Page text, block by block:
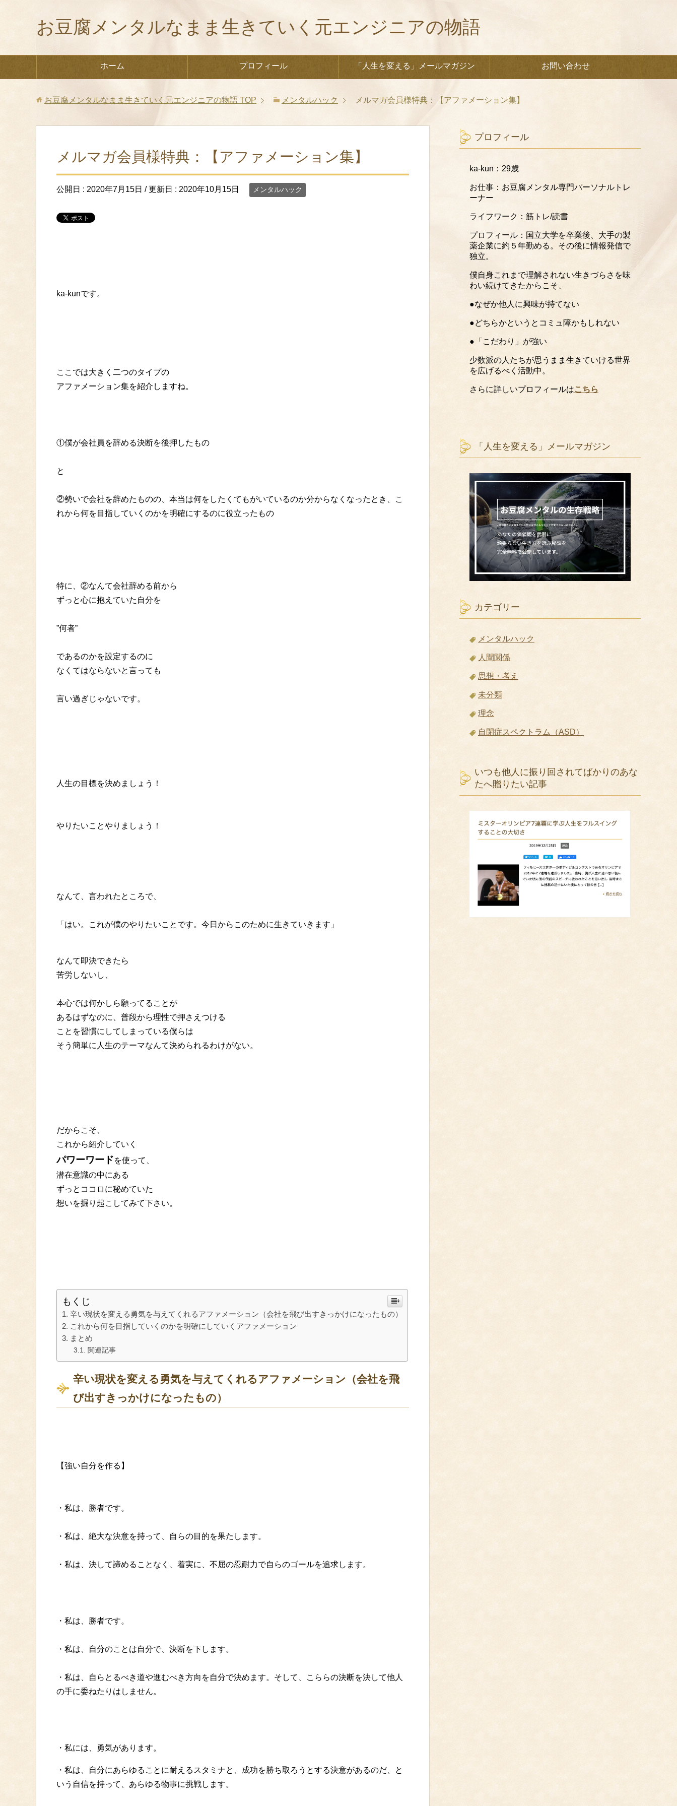
お豆腐メンタルなまま生きていく元エンジニアの物語
ホーム プロフィール 「人生を変える」メールマガジン お問い合わせ
お豆腐メンタルなまま生きていく元エンジニアの物語 TOP メンタルハック メルマガ会員様特典：【アファメーション集】
メルマガ会員様特典：【アファメーション集】
公開日 : 2020年7月15日 / 更新日 : 2020年10月15日 メンタルハック
ka-kunです。
ここでは大きく二つのタイプの
アファメーション集を紹介しますね。
①僕が会社員を辞める決断を後押したもの
と
②勢いで会社を辞めたものの、本当は何をしたくてもがいているのか分からなくなったとき、こ
れから何を目指していくのかを明確にするのに役立ったもの
特に、②なんて会社辞める前から
ずっと心に抱えていた自分を
”何者”
であるのかを設定するのに
なくてはならないと言っても
言い過ぎじゃないです。
人生の目標を決めましょう！
やりたいことやりましょう！
なんて、言われたところで、
「はい。これが僕のやりたいことです。今日からこのために生きていきます」
なんて即決できたら
苦労しないし、
本心では何かしら願ってることが
あるはずなのに、普段から理性で押さえつける
ことを習慣にしてしまっている僕らは
そう簡単に人生のテーマなんて決められるわけがない。
だからこそ、
これから紹介していく
パワーワードを使って、
潜在意識の中にある
ずっとココロに秘めていた
想いを掘り起こしてみて下さい。
もくじ
辛い現状を変える勇気を与えてくれるアファメーション（会社を飛び出すきっかけになったもの）
これから何を目指していくのかを明確にしていくアファメーション
まとめ
関連記事
辛い現状を変える勇気を与えてくれるアファメーション（会社を飛
び出すきっかけになったもの）
【強い自分を作る】
・私は、勝者です。
・私は、絶大な決意を持って、自らの目的を果たします。
・私は、決して諦めることなく、着実に、不屈の忍耐力で自らのゴールを追求します。
・私は、勝者です。
・私は、自分のことは自分で、決断を下します。
・私は、自らとるべき道や進むべき方向を自分で決めます。そして、こららの決断を決して他人
の手に委ねたりはしません。
・私には、勇気があります。
・私は、自分にあらゆることに耐えるスタミナと、成功を勝ち取ろうとする決意があるのだ、と
いう自信を持って、あらゆる物事に挑戦します。
プロフィール
ka-kun：29歳
お仕事：お豆腐メンタル専門パーソナルトレ
ーナー
ライフワーク：筋トレ/読書
プロフィール：国立大学を卒業後、大手の製
薬企業に約５年勤める。その後に情報発信で
独立。
僕自身これまで理解されない生きづらさを味
わい続けてきたからこそ、
●なぜか他人に興味が持てない
●どちらかというとコミュ障かもしれない
●「こだわり」が強い
少数派の人たちが思うまま生きていける世界
を広げるべく活動中。
さらに詳しいプロフィールはこちら
「人生を変える」メールマガジン
カテゴリー
メンタルハック
人間関係
思想・考え
未分類
理念
自閉症スペクトラム（ASD）
いつも他人に振り回されてばかりのあな
たへ贈りたい記事